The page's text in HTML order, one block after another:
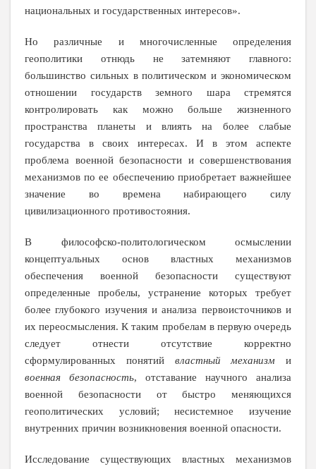
национальных и государственных интересов».
Но различные и многочисленные определения
геополитики отнюдь не затемняют главного:
большинство сильных в политическом и экономическом
отношении государств земного шара стремятся
контролировать как можно больше жизненного
пространства планеты и влиять на более слабые
государства в своих интересах. И в этом аспекте
проблема военной безопасности и совершенствования
механизмов по ее обеспечению приобретает важнейшее
значение во времена набирающего силу
цивилизационного противостояния.
В философско-политологическом осмыслении
концептуальных основ властных механизмов
обеспечения военной безопасности существуют
определенные пробелы, устранение которых требует
более глубокого изучения и анализа первоисточников и
их переосмысления. К таким пробелам в первую очередь
следует отнести отсутствие корректно
сформулированных понятий властный механизм и
военная безопасность, отставание научного анализа
военной безопасности от быстро меняющихся
геополитических условий; несистемное изучение
внутренних причин возникновения военной опасности.
Исследование существующих властных механизмов